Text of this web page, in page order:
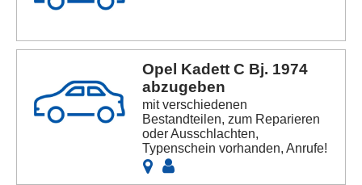
Opel Kadett C Bj. 1974
abzugeben
mit verschiedenen
Bestandteilen, zum Reparieren
oder Ausschlachten,
Typenschein vorhanden, Anrufe!